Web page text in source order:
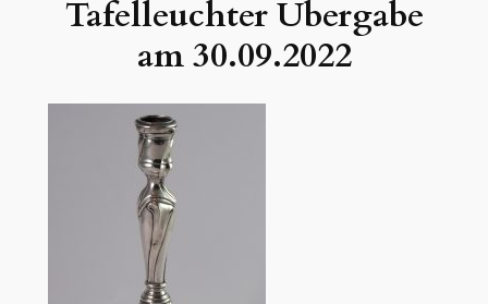
Tafelleuchter Übergabe
am 30.09.2022